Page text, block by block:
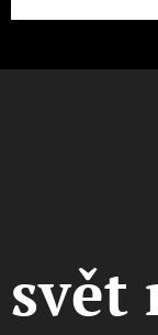
svět